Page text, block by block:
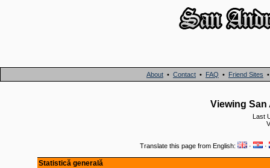
About • Contact • FAQ • Friend Sites
Viewing
Last
Translate this page from English: · ·
Statistică generală